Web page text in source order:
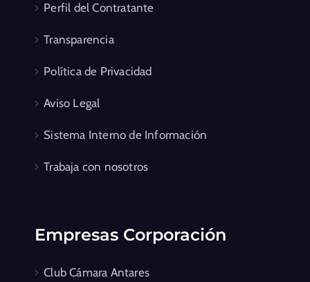
Perfil del Contratante
Transparencia
Política de Privacidad
Aviso Legal
Sistema Interno de Información
Trabaja con nosotros
Empresas Corporación
Club Cámara Antares